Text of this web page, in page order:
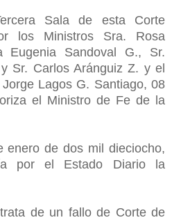
Sala de esta Corte
los Ministros Sra. Rosa
Eugenia Sandoval G., Sr.
Sr. Carlos Aránguiz Z. y el
Lagos G. Santiago, 08
el Ministro de Fe de la
enero de dos mil dieciocho,
por el Estado Diario la
de un fallo de Corte de